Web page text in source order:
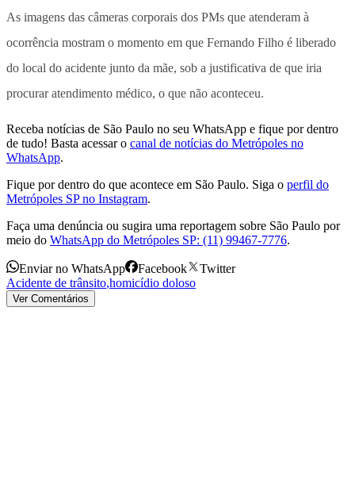
As imagens das câmeras corporais dos PMs que atenderam à
ocorrência mostram o momento em que Fernando Filho é liberado
do local do acidente junto da mãe, sob a justificativa de que iria
procurar atendimento médico, o que não aconteceu.
Receba notícias de São Paulo no seu WhatsApp e fique por dentro
de tudo! Basta acessar o canal de notícias do Metrópoles no
WhatsApp.
Fique por dentro do que acontece em São Paulo. Siga o perfil do
Metrópoles SP no Instagram.
Faça uma denúncia ou sugira uma reportagem sobre São Paulo por
meio do WhatsApp do Metrópoles SP: (11) 99467-7776.
Enviar no WhatsApp Facebook
Twitter
Acidente de trânsito,homicídio doloso
Ver Comentários